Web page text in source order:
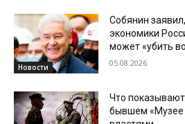
Новости
Собянин
экономики
может «убить
05.08.2026
Что
бывшем «Музее